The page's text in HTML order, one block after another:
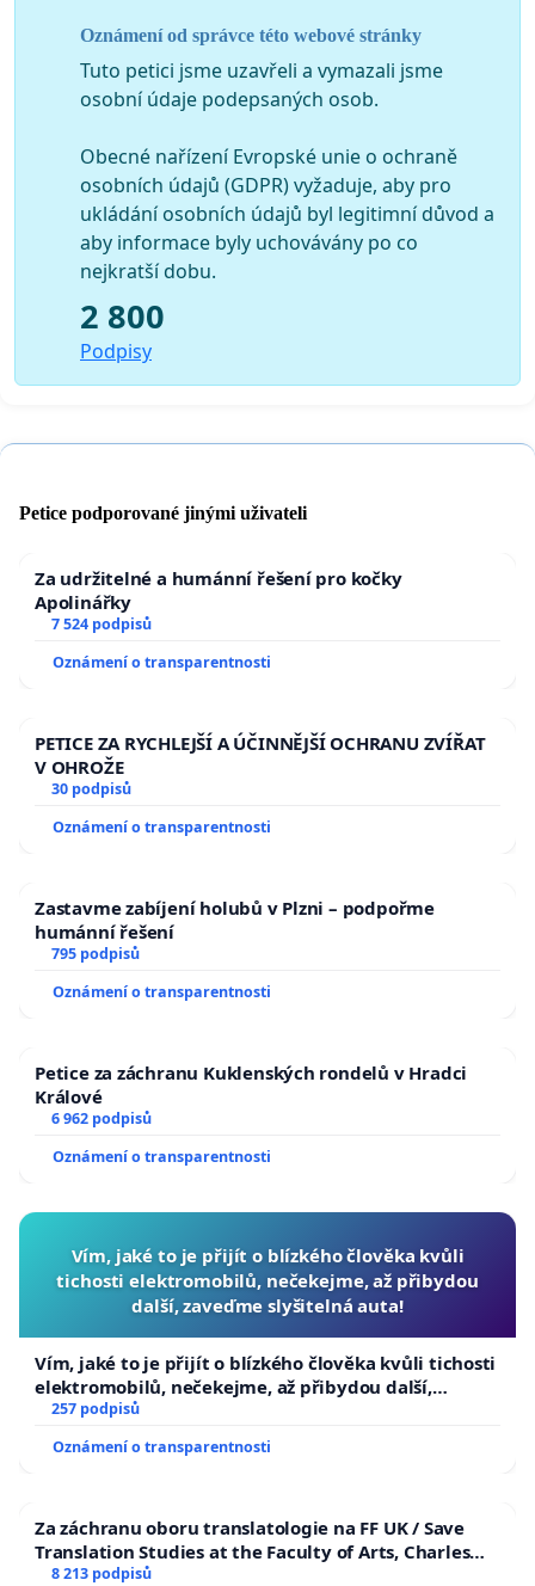
Oznámení od správce této webové stránky
Tuto petici jsme uzavřeli a vymazali jsme
osobní údaje podepsaných osob.
Obecné nařízení Evropské unie o ochraně
osobních údajů (GDPR) vyžaduje, aby pro
ukládání osobních údajů byl legitimní důvod a
aby informace byly uchovávány po co
nejkratší dobu.
2 800
Podpisy
Petice podporované jinými uživateli
Za udržitelné a humánní řešení pro kočky
Apolinářky
7 524 podpisů
Oznámení o transparentnosti
PETICE ZA RYCHLEJŠÍ A ÚČINNĚJŠÍ OCHRANU ZVÍŘAT
V OHROŽE
30 podpisů
Oznámení o transparentnosti
Zastavme zabíjení holubů v Plzni – podpořme
humánní řešení
795 podpisů
Oznámení o transparentnosti
Petice za záchranu Kuklenských rondelů v Hradci
Králové
6 962 podpisů
Oznámení o transparentnosti
Vím, jaké to je přijít o blízkého člověka kvůli
tichosti elektromobilů, nečekejme, až přibydou
další, zaveďme slyšitelná auta!
Vím, jaké to je přijít o blízkého člověka kvůli tichosti
elektromobilů, nečekejme, až přibydou další,
zaveďme slyšitelná auta!
257 podpisů
Oznámení o transparentnosti
Za záchranu oboru translatologie na FF UK / Save
Translation Studies at the Faculty of Arts, Charles
University
8 213 podpisů